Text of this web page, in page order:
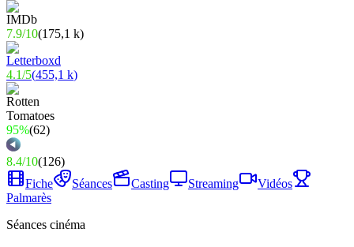
7.9/10(175,1 k)
4.1/5(455,1 k)
95%(62)
8.4/10(126)
Fiche
Séances Casting Streaming
Vidéos
Palmarès
Séances cinéma